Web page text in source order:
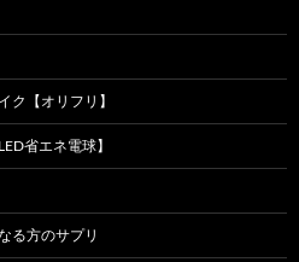
ク【オリフリ】
省エネ電球】
る方のサプリ